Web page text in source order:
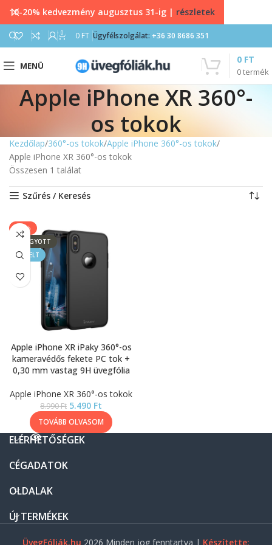
0 0 FT Ügyfélszolgálat: +36 30 8686 351
MENÜ
0termék
0 FT
Apple iPhone XR 360°-
os tokok
Kezdőlap 360°-os tokok Apple iPhone 360°-os tokok
Apple iPhone XR 360°-os tokok
Összesen 1 találat
Szűrés / Keresés
-39%
ELFOGYOTT
KIEMELT
Apple iPhone XR iPaky 360°-os
kameravédős fekete PC tok +
0,30 mm vastag 9H üvegfólia
Apple iPhone XR 360°-os tokok
8.990Ft 5.490 Ft
TOVÁBB OLVASOM
ELÉRHETŐSÉGEK
CÉGADATOK
OLDALAK
ÚJ TERMÉKEK
ÜvegFóliák.hu 2026 Minden jog fenntartva | Készítette:
10-20% kedvezmény augusztus 31-ig | részletek